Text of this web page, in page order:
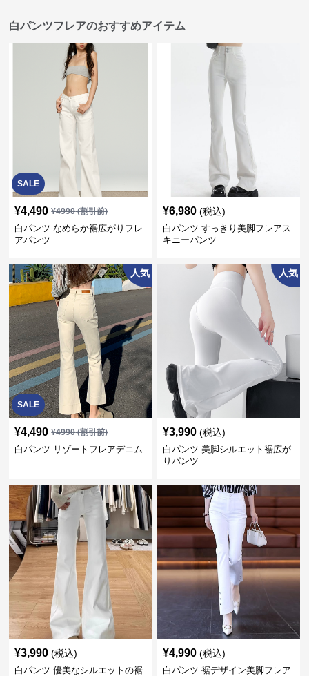
白パンツフレアのおすすめアイテム
SALE
¥4,490 ¥4990(割引前)
白パンツ なめらか裾広がりフレ
アパンツ
¥6,980 (税込)
白パンツ すっきり美脚フレアス
キニーパンツ
SALE
人気
¥4,490 ¥4990(割引前)
白パンツ リゾートフレアデニム
人気
¥3,990 (税込)
白パンツ 美脚シルエット裾広が
りパンツ
¥3,990 (税込)
白パンツ 優美なシルエットの裾
¥4,990 (税込)
白パンツ 裾デザイン美脚フレア